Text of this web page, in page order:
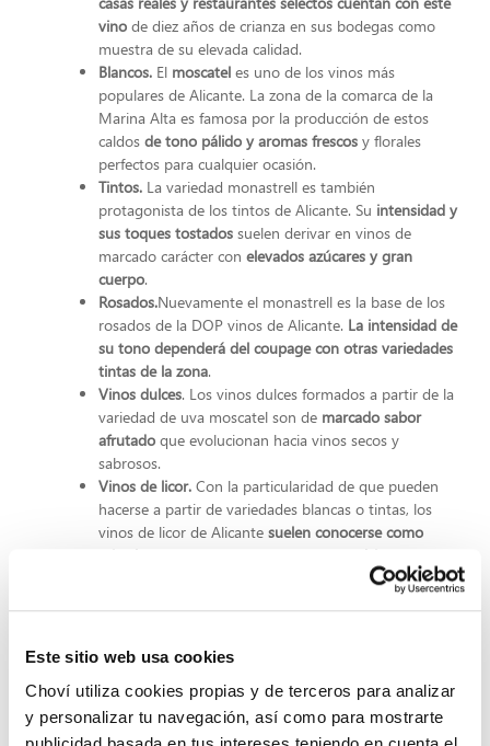
Este sitio web usa cookies
Choví utiliza cookies propias y de terceros para analizar
y personalizar tu navegación, así como para mostrarte
vino de diez años de crianza en sus bodegas como
muestra de su elevada calidad.
Blancos. El moscatel es uno de los vinos más
populares de Alicante. La zona de la comarca de la
Marina Alta es famosa por la producción de estos
caldos de tono pálido y aromas frescos y florales
perfectos para cualquier ocasión.
Tintos. La variedad monastrell es también
protagonista de los tintos de Alicante. Su intensidad y
sus toques tostados suelen derivar en vinos de
marcado carácter con elevados azúcares y gran
cuerpo.
Rosados.Nuevamente el monastrell es la base de los
rosados de la DOP vinos de Alicante. La intensidad de
su tono dependerá del coupage con otras variedades
tintas de la zona.
Vinos dulces. Los vinos dulces formados a partir de la
variedad de uva moscatel son de marcado sabor
afrutado que evolucionan hacia vinos secos y
sabrosos.
Vinos de licor. Con la particularidad de que pueden
hacerse a partir de variedades blancas o tintas, los
vinos de licor de Alicante suelen conocerse como
. Los vinos espumosos son de
incorporación realizada a partir de la variedad
moscatel da lugar a un vino consistente de burbujas
limpias.
Losvinos de Alicanteson perfectos para el tardeo
o para